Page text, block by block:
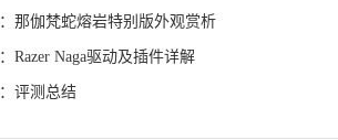
那伽梵蛇熔岩特别版外观赏析
Razer Naga驱动及插件详解
评测总结